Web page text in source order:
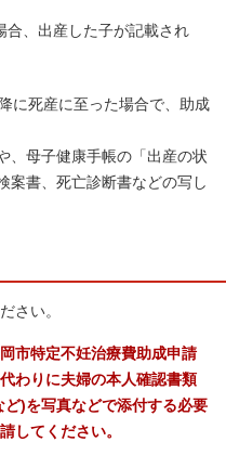
合、出産した子が記載され
に死産に至った場合で、助成
、母子健康手帳の「出産の状
案書、死亡診断書などの写し
さい。
市特定不妊治療費助成申請
わりに夫婦の本人確認書類
)を写真などで添付する必要
してください。